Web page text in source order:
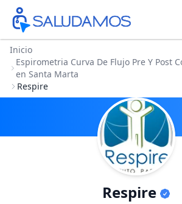
Inicio
Espirometria Curva De Flujo Pre Y Post
en Santa Marta
Respire
Respire